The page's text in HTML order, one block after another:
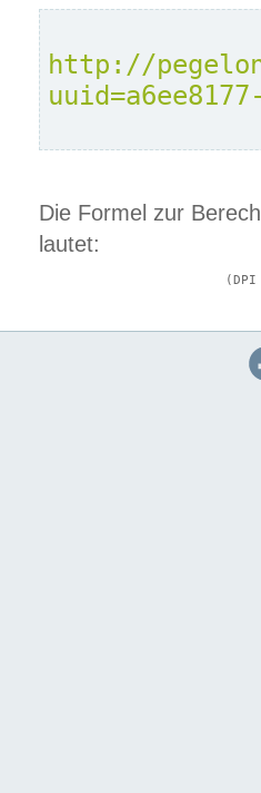
http://
Die Formel zur
lautet: